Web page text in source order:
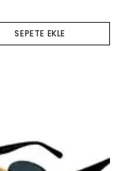
SEPETE EKLE